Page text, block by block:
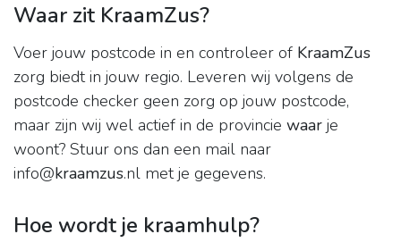
Waar zit KraamZus?
Voer jouw postcode in en controleer of KraamZus
zorg biedt in jouw regio. Leveren wij volgens de
postcode checker geen zorg op jouw postcode,
maar zijn wij wel actief in de provincie waar je
woont? Stuur ons dan een mail naar
info@kraamzus.nl met je gegevens.
Hoe wordt je kraamhulp?